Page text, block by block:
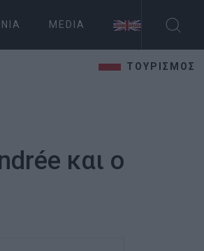
MEDIA
ΤΟΥΡΙΣΜΟΣ
και ο